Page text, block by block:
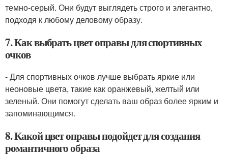
темно-серый. Они будут выглядеть строго и элегантно,
подходя к любому деловому образу.
7. Как выбрать цвет оправы для спортивных
очков
- Для спортивных очков лучше выбрать яркие или
неоновые цвета, такие как оранжевый, желтый или
зеленый. Они помогут сделать ваш образ более ярким и
запоминающимся.
8. Какой цвет оправы подойдет для создания
романтичного образа